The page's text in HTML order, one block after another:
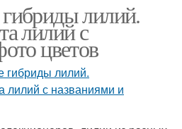
лилий.
лилий с
цветов